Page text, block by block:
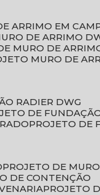
ARRIMO EM
DE ARRIMO
MURO DE
MURO DE
RADIER DWG
DE
PROJETO DE
PROJETO DE
DE CONTENÇÃO
PROJETO